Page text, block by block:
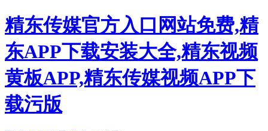
精东传媒官方入口网站免费,精
东APP下载安装大全,精东视频
黄板APP,精东传媒视频APP下
载污版